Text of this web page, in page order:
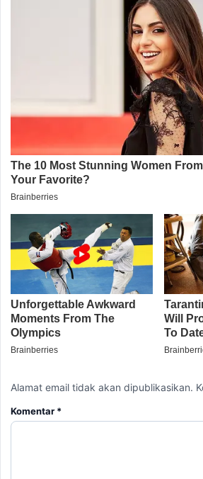
Alamat email tidak akan dipublikasikan.
Komentar *